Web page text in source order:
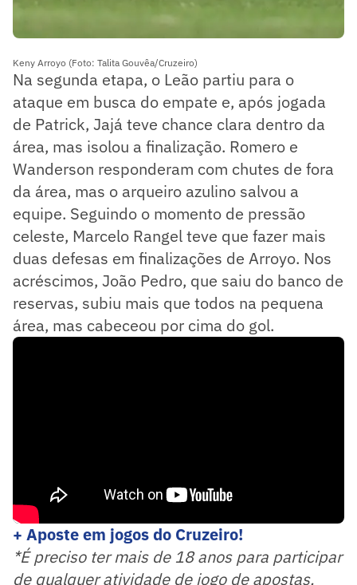
Keny Arroyo (Foto: Talita Gouvêa/Cruzeiro)
Na segunda etapa, o Leão partiu para o
ataque em busca do empate e, após jogada
de Patrick, Jajá teve chance clara dentro da
área, mas isolou a finalização. Romero e
Wanderson responderam com chutes de fora
da área, mas o arqueiro azulino salvou a
equipe. Seguindo o momento de pressão
celeste, Marcelo Rangel teve que fazer mais
duas defesas em finalizações de Arroyo. Nos
acréscimos, João Pedro, que saiu do banco de
reservas, subiu mais que todos na pequena
área, mas cabeceou por cima do gol.
+ Aposte em jogos do Cruzeiro!
*É preciso ter mais de 18 anos para participar
de qualquer atividade de jogo de apostas.